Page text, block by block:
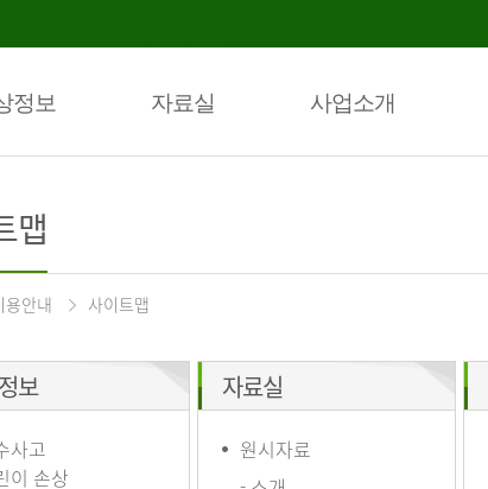
정보 자료실 사업소개
맵
용안내 사이트맵
보
사고
이 손상
자료실
원시자료